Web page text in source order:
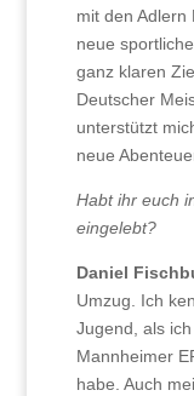
mit den Adlern
neue
ganz klaren
Deutscher
unterstützt
neue
Habt ihr euch
eingelebt?
Daniel
Umzug. Ich
Jugend, als
Mannheimer
habe. Auch